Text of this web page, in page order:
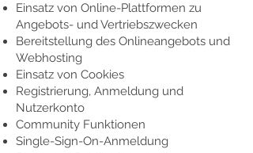
Einsatz von Online-Plattformen zu
Angebots- und Vertriebszwecken
Bereitstellung des Onlineangebots und
Webhosting
Einsatz von Cookies
Registrierung, Anmeldung und
Nutzerkonto
Community Funktionen
Single-Sign-On-Anmeldung